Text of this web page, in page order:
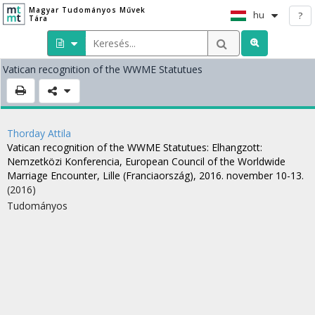
Magyar Tudományos Művek
Tára
hu ?
Vatican recognition of the WWME Statutues
Thorday Attila
Vatican recognition of the WWME Statutues: Elhangzott:
Nemzetközi Konferencia, European Council of the Worldwide
Marriage Encounter, Lille (Franciaország), 2016. november 10-13.
(2016)
Tudományos